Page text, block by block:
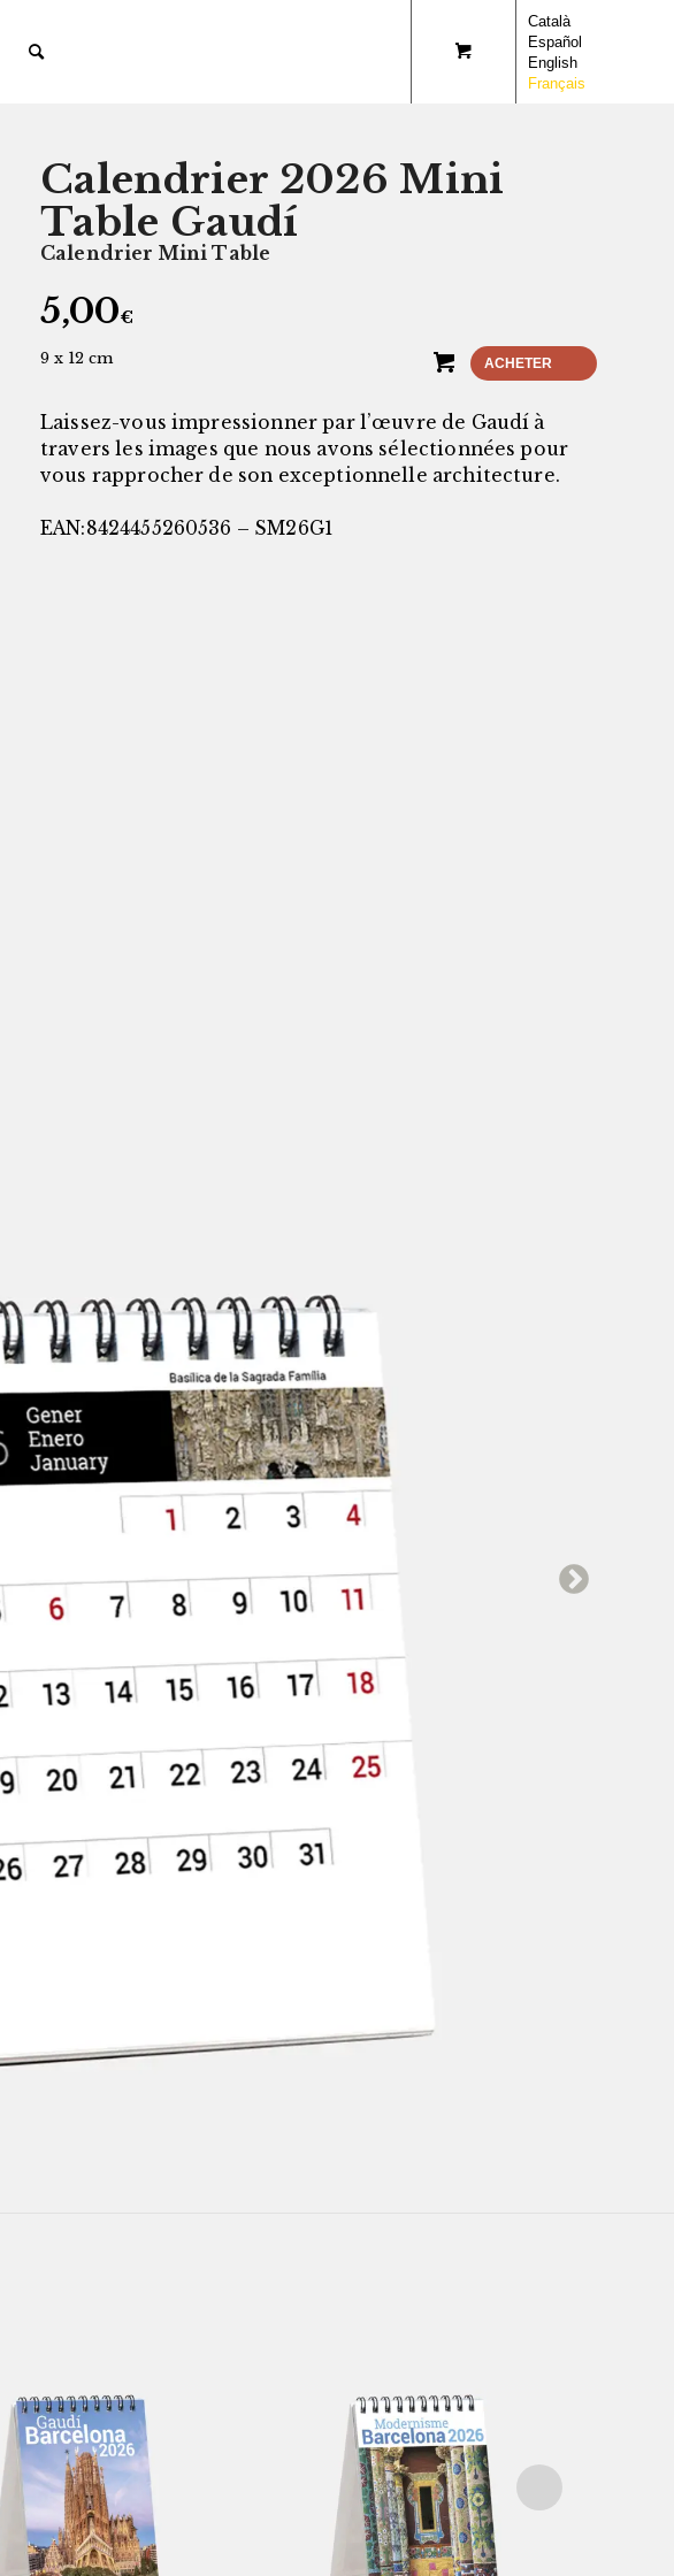
Català
Español
English
Français
Calendrier 2026 Mini
Table Gaudí
Calendrier Mini Table
5,00€
9 x 12 cm ACHETER
Laissez-vous impressionner par l’œuvre de Gaudí à
travers les images que nous avons sélectionnées pour
vous rapprocher de son exceptionnelle architecture.
EAN:8424455260536 – SM26G1